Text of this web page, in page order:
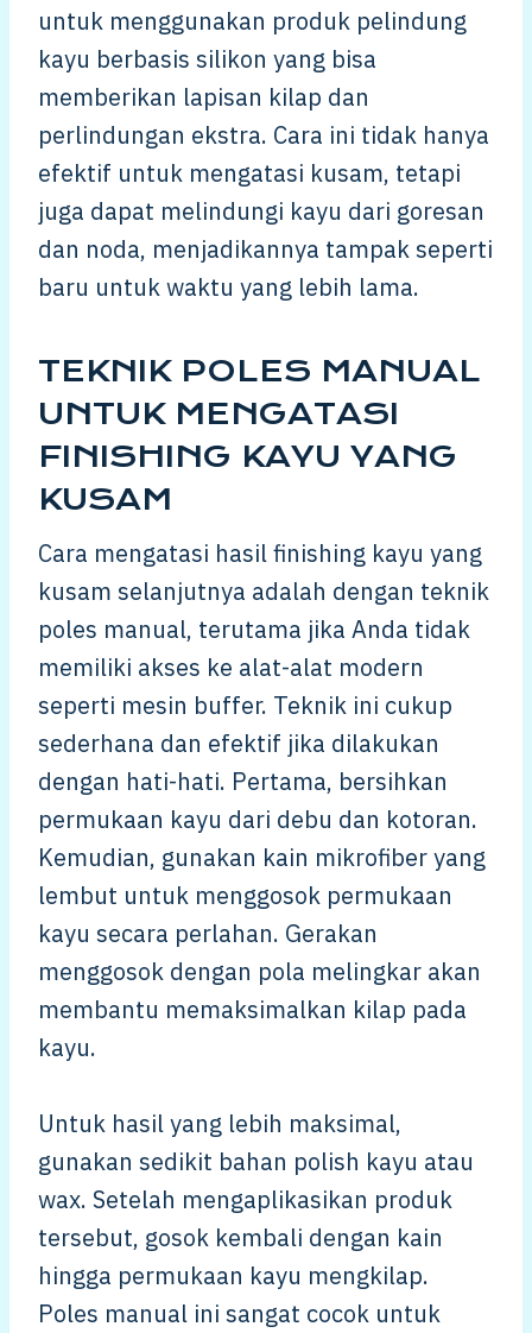
untuk menggunakan produk pelindung
kayu berbasis silikon yang bisa
memberikan lapisan kilap dan
perlindungan ekstra. Cara ini tidak hanya
efektif untuk mengatasi kusam, tetapi
juga dapat melindungi kayu dari goresan
dan noda, menjadikannya tampak seperti
baru untuk waktu yang lebih lama.
TEKNIK POLES MANUAL
UNTUK MENGATASI
FINISHING KAYU YANG
KUSAM
Cara mengatasi hasil finishing kayu yang
kusam selanjutnya adalah dengan teknik
poles manual, terutama jika Anda tidak
memiliki akses ke alat-alat modern
seperti mesin buffer. Teknik ini cukup
sederhana dan efektif jika dilakukan
dengan hati-hati. Pertama, bersihkan
permukaan kayu dari debu dan kotoran.
Kemudian, gunakan kain mikrofiber yang
lembut untuk menggosok permukaan
kayu secara perlahan. Gerakan
menggosok dengan pola melingkar akan
membantu memaksimalkan kilap pada
kayu.
Untuk hasil yang lebih maksimal,
gunakan sedikit bahan polish kayu atau
wax. Setelah mengaplikasikan produk
tersebut, gosok kembali dengan kain
hingga permukaan kayu mengkilap.
Poles manual ini sangat cocok untuk